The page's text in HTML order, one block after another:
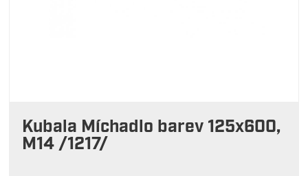
Kubala Míchadlo barev 125x600,
M14 /1217/